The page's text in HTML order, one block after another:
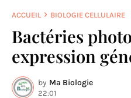
ACCUEIL BIOLOGIE CELLULAIRE
Bactéries
expression
by Ma Biologie
22:01